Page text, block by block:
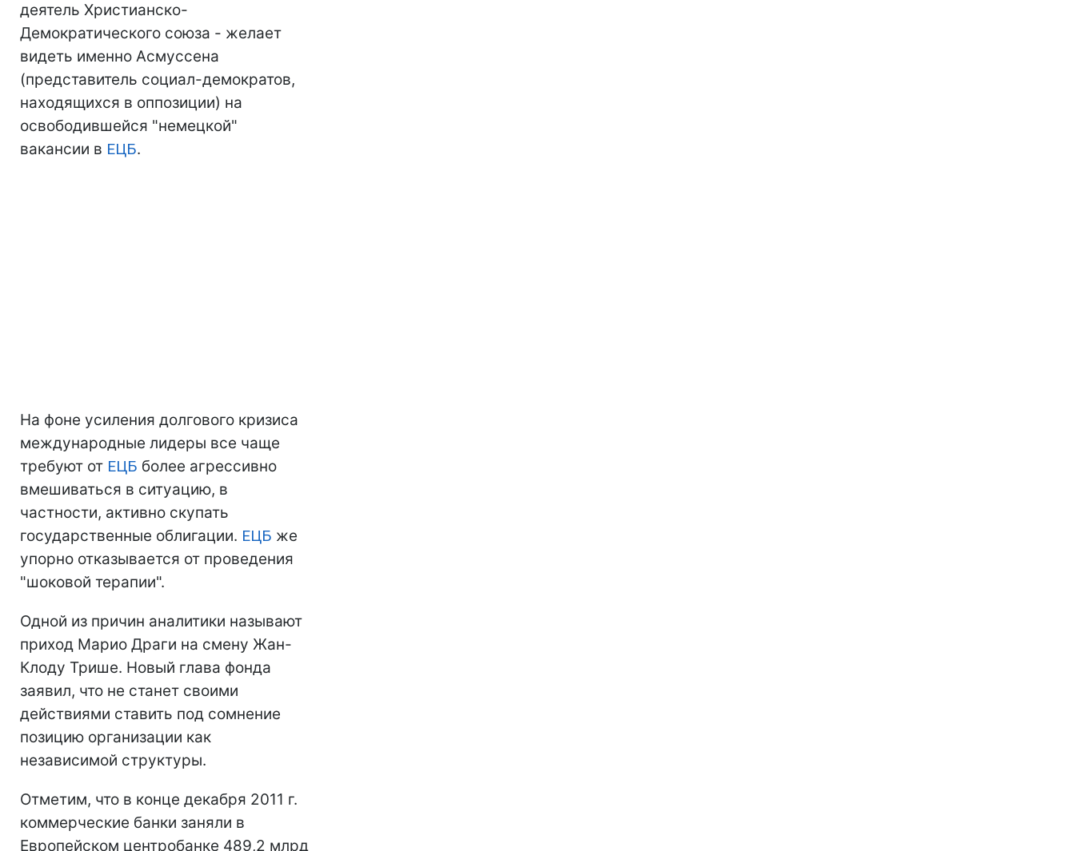
деятель Христианско-
Демократического союза - желает
видеть именно Асмуссена
(представитель социал-демократов,
находящихся в оппозиции) на
освободившейся "немецкой"
вакансии в ЕЦБ.
На фоне усиления долгового кризиса
международные лидеры все чаще
требуют от ЕЦБ более агрессивно
вмешиваться в ситуацию, в
частности, активно скупать
государственные облигации. ЕЦБ же
упорно отказывается от проведения
"шоковой терапии".
Одной из причин аналитики называют
приход Марио Драги на смену Жан-
Клоду Трише. Новый глава фонда
заявил, что не станет своими
действиями ставить под сомнение
позицию организации как
независимой структуры.
Отметим, что в конце декабря 2011 г.
коммерческие банки заняли в
Европейском центробанке 489,2 млрд